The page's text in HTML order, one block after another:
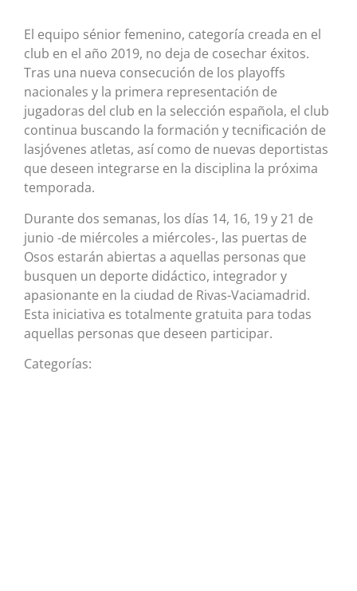
El equipo sénior femenino, categoría creada en el
club en el año 2019, no deja de cosechar éxitos.
Tras una nueva consecución de los playoffs
nacionales y la primera representación de
jugadoras del club en la selección española, el club
continua buscando la formación y tecnificación de
lasjóvenes atletas, así como de nuevas deportistas
que deseen integrarse en la disciplina la próxima
temporada.
Durante dos semanas, los días 14, 16, 19 y 21 de
junio -de miércoles a miércoles-, las puertas de
Osos estarán abiertas a aquellas personas que
busquen un deporte didáctico, integrador y
apasionante en la ciudad de Rivas-Vaciamadrid.
Esta iniciativa es totalmente gratuita para todas
aquellas personas que deseen participar.
Categorías: